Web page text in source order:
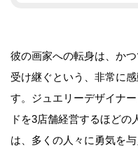
彼の画家への転身は、か
受け継ぐという、非常に
す。ジュエリーデザイナ
ドを3店舗経営するほどの
は、多くの人々に勇気を与